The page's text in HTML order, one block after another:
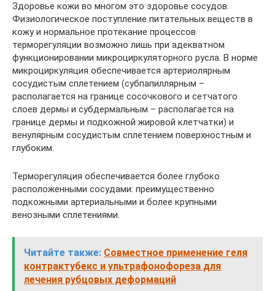
Здоровье кожи во многом это здоровье сосудов.
Физиологическое поступление питательных веществ в
кожу и нормальное протекание процессов
терморегуляции возможно лишь при адекватном
функционировании микроциркуляторного русла. В норме
микроциркуляция обеспечивается артериолярным
сосудистым сплетением (субпапиллярным –
располагается на границе сосочкового и сетчатого
слоев дермы и субдермальным – располагается на
границе дермы и подкожной жировой клетчатки) и
венулярным сосудистым сплетением поверхностным и
глубоким.
Терморегуляция обеспечивается более глубоко
расположенными сосудами: преимущественно
подкожными артериальными и более крупными
венозными сплетениями.
Читайте также: Совместное применение геля
контрактубекс и ультрафонофореза для
лечения рубцовых деформаций